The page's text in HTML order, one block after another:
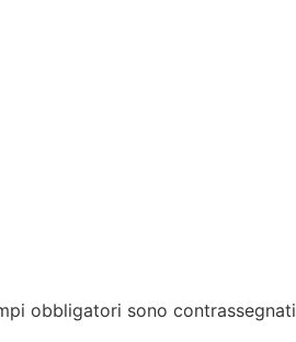
obbligatori sono contrassegnati